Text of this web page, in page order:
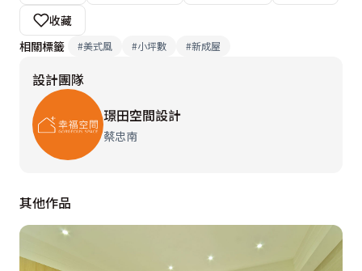
拉門引進小孩房的採光，讓廳區也能享受自然光源，並規
劃充足的照明需求，使空間更顯通透光亮。機能方面，在
需求，於廚房後方規劃簡單的桌面作為一家人溫馨的餐敘
空間，精準不浪費的格局劃分，於有限的小空間中亦創造
出2房2廳的實用小家機能。
收藏
相關標籤
#美式風 #小坪數 #新成屋
設計團隊
璟田空間設計
蔡忠南
其他作品